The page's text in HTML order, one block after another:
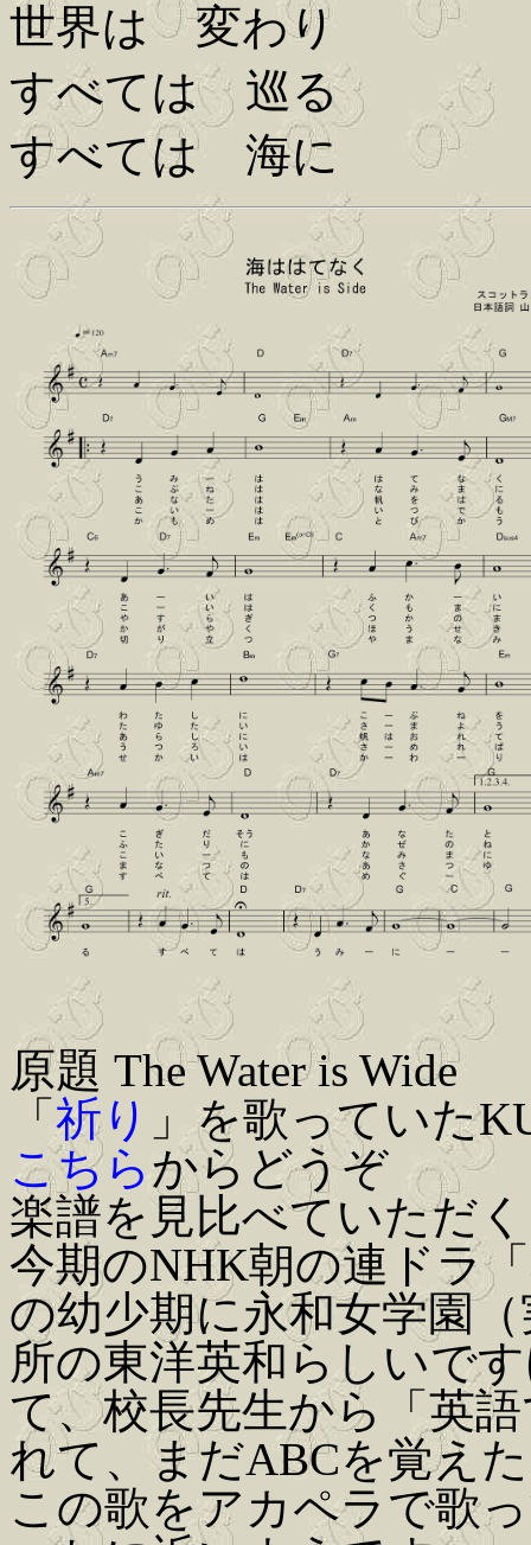
世界は 変わり
すべては 巡る
すべては 海に
原題 The Water is Wide
「 祈り 」を歌っていた
こちらからどうぞ
楽譜を見比べていただ
今期のNHK朝の連ドラ
の幼少期に永和女学園
所の東洋英和らしいで
て、校長先生から「英
れて、まだABCを覚え
この歌をアカペラで歌